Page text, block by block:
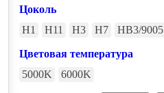
Цоколь
H1
H11 H3 H7 HB3/9005
Цветовая температура
5000K
6000K